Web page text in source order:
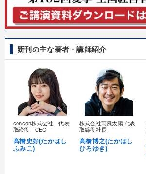
新刊の主な著者・講師紹介
concon株式会社 代表
取締役 CEO
髙橋史好(たかはし
ふみこ)
株式会社雨風太陽 代表
取締役社長
高橋博之(たかはし
ひろゆき)